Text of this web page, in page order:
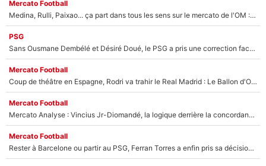
Mercato Football
Medina, Rulli, Paixao... ça part dans tous les sens sur le mercato de l'OM : Frank McCourt va enfin récupérer l'argent qu'il attend ?
PSG
Sans Ousmane Dembélé et Désiré Doué, le PSG a pris une correction face à Majorque : Luis Enrique attend avec impatience des renforts !
Mercato Football
Coup de théâtre en Espagne, Rodri va trahir le Real Madrid : Le Ballon d'Or a choisi de signer au FC Barcelone !
Mercato Football
Mercato Analyse : Vincius Jr-Diomandé, la logique derrière la concordance des temps
Mercato Football
Rester à Barcelone ou partir au PSG, Ferran Torres a enfin pris sa décision : La course contre la montre est lancée !